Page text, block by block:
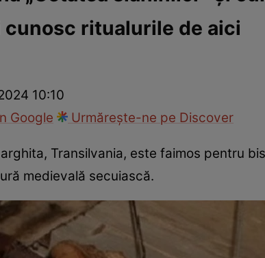
Sport
ritualurile de aici
10:10
Google
Urmărește-ne pe Discover
Transilvania, este faimos pentru
medievală secuiască.